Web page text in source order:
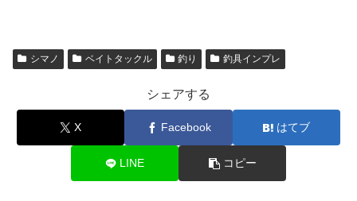
シマノ ベイトタックル 釣り 釣具インプレ
シェアする
X Facebook はてブ
LINE コピー